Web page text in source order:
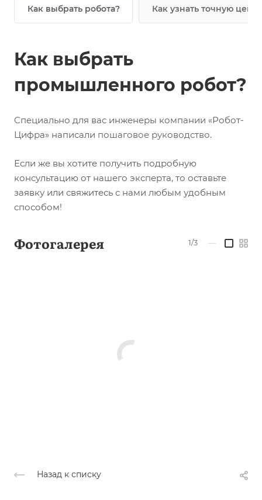
Как выбрать робота? Как узнать точную цену?
Как выбрать
промышленного робот?
Специально для вас инженеры компании «Робот-
Цифра» написали пошаговое руководство.
Если же вы хотите получить подробную
консультацию от нашего эксперта, то оставьте
заявку или свяжитесь с нами любым удобным
способом!
Фотогалерея 1/3 —
Назад к списку